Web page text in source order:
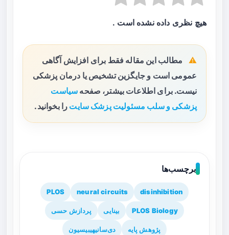
هیچ نظری داده نشده است .
مطالب این مقاله فقط برای افزایش آگاهی
عمومی است و جایگزین تشخیص یا درمان پزشکی
نیست. برای اطلاعات بیشتر، صفحه سیاست
پزشکی و سلب مسئولیت پزشک سایت را بخوانید.
برچسب‌ها
disinhibition
neural circuits
PLOS
PLOS Biology بینایی پردازش حسی
پژوهش پایه دی‌سانیهیبیسیون